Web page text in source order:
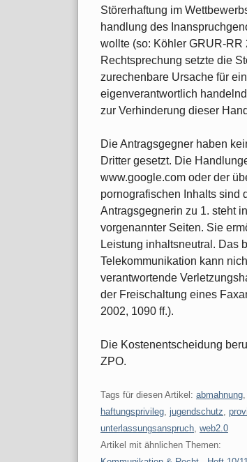
Störerhaftung im
handlung des
wollte (so: Köhler GRUR-RR
Rechtsprechung setzte die
zurechenbare Ursache für
eigenverantwortlich
zur Verhinderung dieser
Die Antragsgegner haben
Dritter gesetzt. Die
www.google.com oder der
pornografischen Inhalts sind
Antragsgegnerin zu 1. steht
vorgenannter Seiten. Sie
Leistung inhaltsneutral. Das
Telekommunikation kann
verantwortende
der Freischaltung eines
2002, 1090 ff.).
Die Kostenentscheidung
ZPO.
Tags für diesen Artikel: abmahnung
haftungsprivileg jugendschutz
unterlassungsanspruch web2.0
Artikel mit ähnlichen Themen: